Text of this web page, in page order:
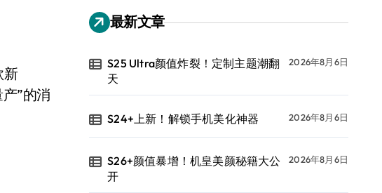
”的消
最新文章
S25 Ultra颜值炸裂！定制主题潮翻
天
2026年8月6日
S24+上新！解锁手机美化神器 2026年8月6日
S26+颜值暴增！机皇美颜秘籍大公
开
2026年8月6日